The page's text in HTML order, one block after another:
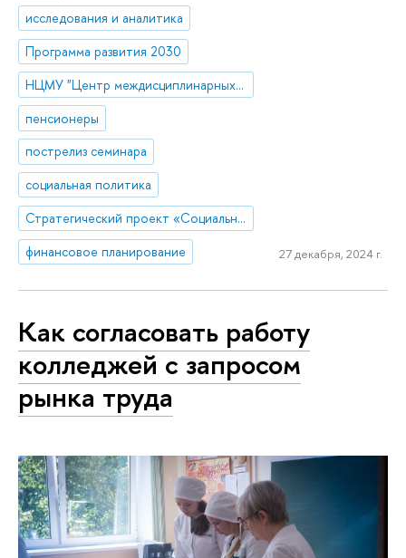
исследования и аналитика
Программа развития 2030
НЦМУ "Центр междисциплинарных исследований человеческого потенциала"
пенсионеры
пострелиз семинара
социальная политика
Стратегический проект «Социальная политика устойчивого развития и инклюзивного экономического роста»
финансовое планирование
27 декабря, 2024 г.
Как согласовать работу
колледжей с запросом
рынка труда